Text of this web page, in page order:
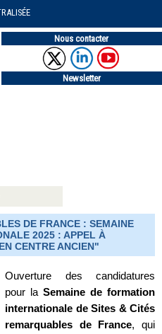
Nous contacter
Newsletter
DE FRANCE : SEMAINE
2025 : APPEL À
CENTRE ANCIEN"
Ouverture des candidatures
pour la Semaine de formation
internationale de Sites & Cités
remarquables de France, qui